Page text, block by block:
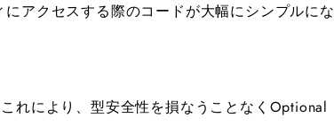
アクセスする際のコードが大幅にシンプルにな
れにより、型安全性を損なうことなくOptional